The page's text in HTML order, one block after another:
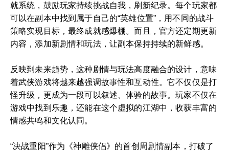
就系统，鼓励玩家持续挑战自我，刷新纪录。每个玩家都
可以在副本中找到属于自己的“英雄位置”，用不同的战斗
策略实现目标，最终成就感爆棚。而且，官方还定期更新
内容，添加新剧情和玩法，让副本保持持续的新鲜感。
反映到未来趋势，这种剧情与玩法高度融合的设计，意味
着武侠游戏将越来越强调故事性和互动性。它不仅仅是打
怪升级，更成为一段可以叙述、体验的故事。玩家不仅在
游戏中找到乐趣，还能在这个虚拟的江湖中，收获丰富的
情感共鸣和文化认同。
“决战重阳”作为《神雕侠侣》的首创周剧情副本，打破了